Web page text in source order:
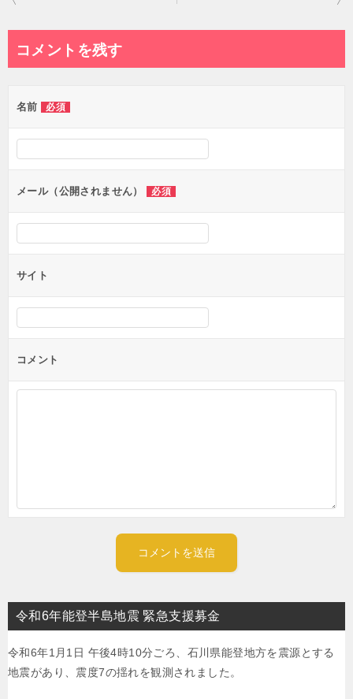
ビ
ー
シ
ン
コメントを残す
名前 必須
メール（公開されません） 必須
サイト
コメント
令和6年能登半島地震 緊急支援募金
令和6年1月1日 午後4時10分ごろ、石川県能登地方を震源とする
地震があり、震度7の揺れを観測されました。